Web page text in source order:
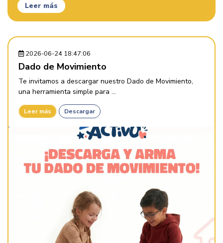
Leer más
2026-06-24 18:47:06
Dado de Movimiento
Te invitamos a descargar nuestro Dado de Movimiento,
una herramienta simple para ...
Leer más Descargar